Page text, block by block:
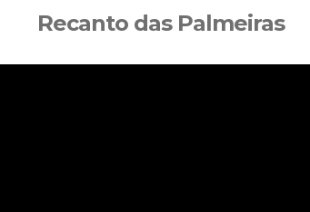
Recanto das Palmeiras